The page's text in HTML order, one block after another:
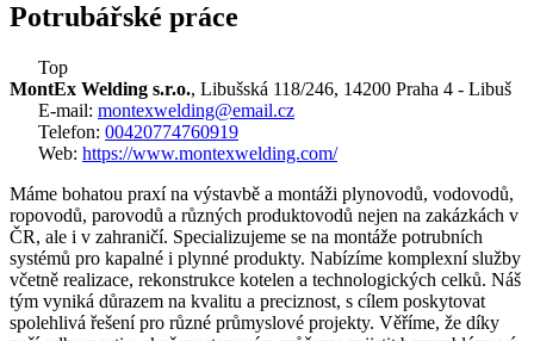
Potrubářské práce
Top
MontEx Welding s.r.o., Libušská 118/246, 14200 Praha 4 - Libuš
E-mail: montexwelding@email.cz
Telefon: 00420774760919
Web: https://www.montexwelding.com/
Máme bohatou praxí na výstavbě a montáži plynovodů, vodovodů,
ropovodů, parovodů a různých produktovodů nejen na zakázkách v
ČR, ale i v zahraničí. Specializujeme se na montáže potrubních
systémů pro kapalné i plynné produkty. Nabízíme komplexní služby
včetně realizace, rekonstrukce kotelen a technologických celků. Náš
tým vyniká důrazem na kvalitu a preciznost, s cílem poskytovat
spolehlivá řešení pro různé průmyslové projekty. Věříme, že díky